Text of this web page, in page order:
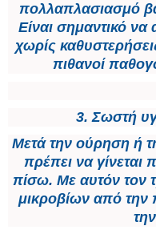
πολλαπλασιασμό
Είναι σημαντικό να
χωρίς
πιθανοί
3. Σωστή
Μετά την ούρηση ή
πρέπει να
πίσω. Με αυτόν τον
μικροβίων από